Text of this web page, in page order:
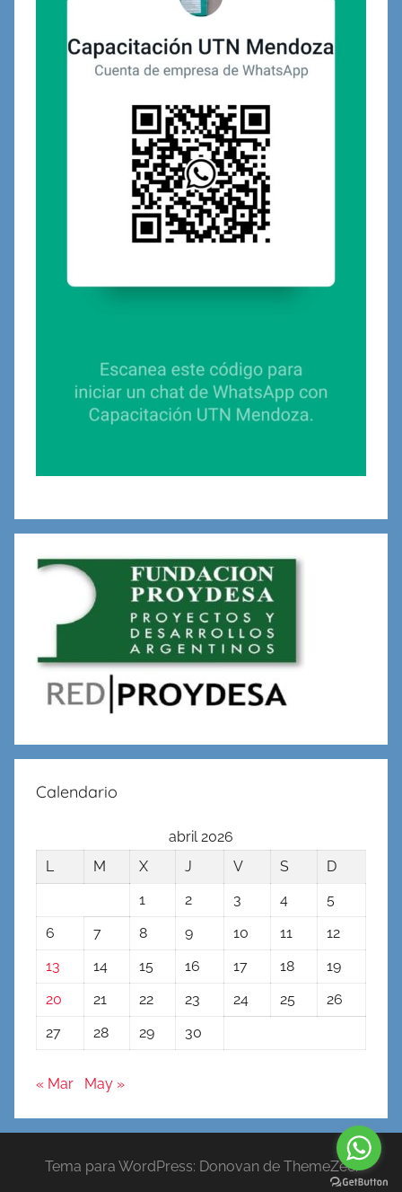
Calendario
abril 2026
L
M X J V S
D
1
2 3 4
5
6
7 8 9 10 11
12
13
14 15 16 17 18
19
20
21 22 23 24 25
26
27
28 29 30
« Mar May »
Tema para WordPress: Donovan de ThemeZee.